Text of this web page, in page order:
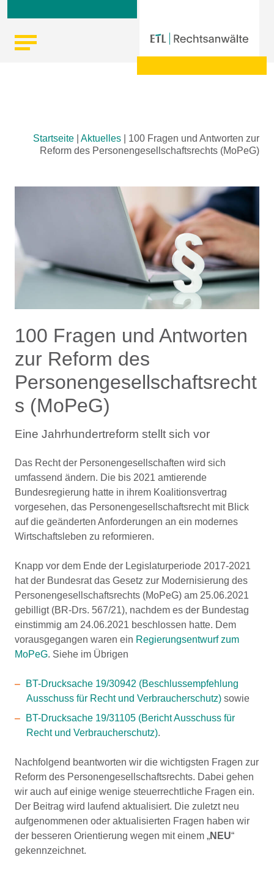
Startseite Aktuelles
100 Fragen und Antworten zur
Reform des Personengesellschaftsrechts (MoPeG)
100 Fragen und Antworten
zur Reform des
Personengesellschaftsrecht
s (MoPeG)
Eine Jahrhundertreform stellt sich vor
Das Recht der Personengesellschaften wird sich
umfassend ändern. Die bis 2021 amtierende
Bundesregierung hatte in ihrem Koalitionsvertrag
vorgesehen, das Personengesellschaftsrecht mit Blick
auf die geänderten Anforderungen an ein modernes
Wirtschaftsleben zu reformieren.
Knapp vor dem Ende der Legislaturperiode 2017-2021
hat der Bundesrat das Gesetz zur Modernisierung des
Personengesellschaftsrechts (MoPeG) am 25.06.2021
gebilligt (BR-Drs. 567/21), nachdem es der Bundestag
einstimmig am 24.06.2021 beschlossen hatte. Dem
vorausgegangen waren ein Regierungsentwurf zum
MoPeG. Siehe im Übrigen
BT-Drucksache 19/30942 (Beschlussempfehlung
Ausschuss für Recht und Verbraucherschutz) sowie
BT-Drucksache 19/31105 (Bericht Ausschuss für
Recht und Verbraucherschutz).
Nachfolgend beantworten wir die wichtigsten Fragen zur
Reform des Personengesellschaftsrechts. Dabei gehen
wir auch auf einige wenige steuerrechtliche Fragen ein.
Der Beitrag wird laufend aktualisiert. Die zuletzt neu
aufgenommenen oder aktualisierten Fragen haben wir
der besseren Orientierung wegen mit einem „NEU“
gekennzeichnet.